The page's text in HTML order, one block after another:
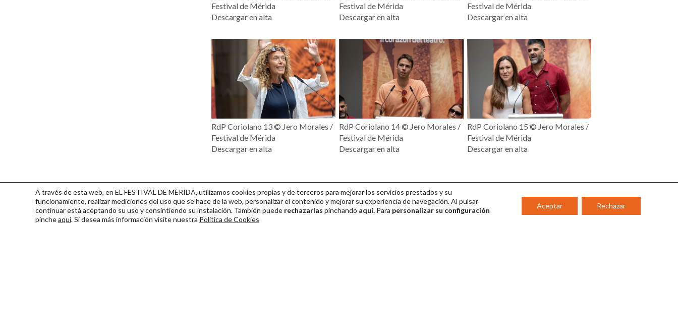
Festival de Mérida
Descargar en alta
Festival de Mérida
Descargar en alta
Festival de Mérida
Descargar en alta
RdP Coriolano 13 ©️ Jero Morales /
Festival de Mérida
Descargar en alta
RdP Coriolano 14 ©️ Jero Morales /
Festival de Mérida
Descargar en alta
RdP Coriolano 15 ©️ Jero Morales /
Festival de Mérida
Descargar en alta
A través de esta web, en EL FESTIVAL DE MÉRIDA, utilizamos cookies propias y de terceros para mejorar los servicios prestados y su
funcionamiento, realizar mediciones del uso que se hace de la web, personalizar el contenido y mejorar su experiencia de navegación. Al pulsar
continuarestá aceptando su uso y consintiendo su instalación. También puede rechazarlas pinchando aquí. Para personalizar su configuración
pincheaquí. Si desea más información visite nuestra Política de Cookies
Aceptar Rechazar